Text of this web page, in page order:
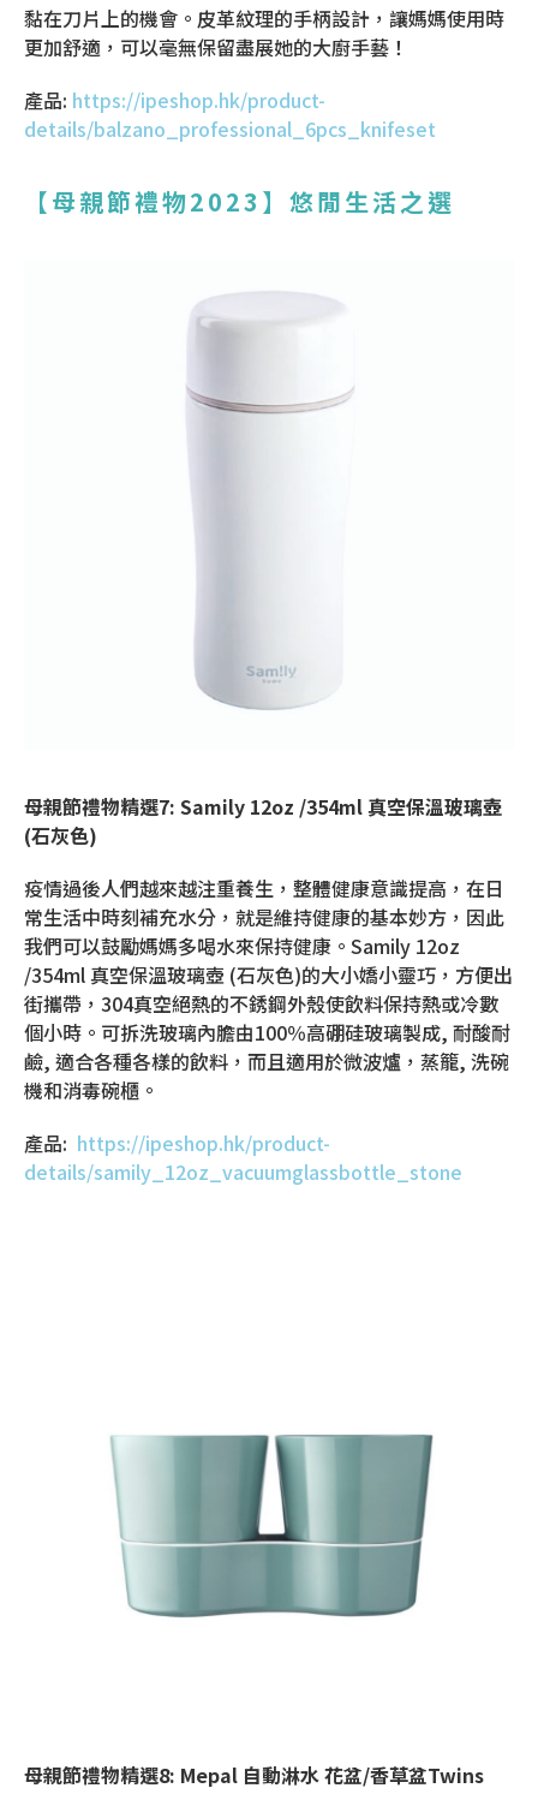
黏在刀片上的機會。皮革紋理的手柄設計，讓媽媽使用時
更加舒適，可以毫無保留盡展她的大廚手藝！
產品: https://ipeshop.hk/product-
details/balzano_professional_6pcs_knifeset
【母親節禮物2023 】悠閒生活之選
母親節禮物精選7: Samily 12oz /354ml 真空保溫玻璃壺
(石灰色)
疫情過後人們越來越注重養生，整體健康意識提高，在日
常生活中時刻補充水分，就是維持健康的基本妙方，因此
我們可以鼓勵媽媽多喝水來保持健康。Samily 12oz
/354ml 真空保溫玻璃壺 (石灰色)的大小嬌小靈巧，方便出
街攜帶，304真空絕熱的不銹鋼外殼使飲料保持熱或冷數
個小時。可拆洗玻璃內膽由100％高硼硅玻璃製成, 耐酸耐
鹼, 適合各種各樣的飲料，而且適用於微波爐，蒸籠, 洗碗
機和消毒碗櫃。
產品: https://ipeshop.hk/product-
details/samily_12oz_vacuumglassbottle_stone
母親節禮物精選8: Mepal 自動淋水 花盆/香草盆Twins